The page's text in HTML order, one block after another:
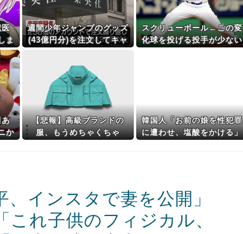
医
ま
思
…
週間少年ジャンプのグッズ
(43億円分)を注文してキャ
スクリューボール←この変
化球を投げる投手が少ない
あ
か
【悲報】高級ブランドの
服、もうめちゃくちゃ
韓国人「お前の娘を性犯罪
に遭わせ、塩酸をかける」
インスタで妻を公開」
れ子供のフィジカル、